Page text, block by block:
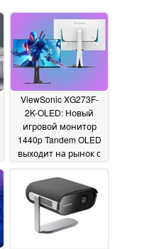
ViewSonic XG273F-
2K-OLED: Новый
игровой монитор
1440p Tandem OLED
выходит на рынок с
December 2025